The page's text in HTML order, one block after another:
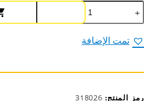
كمية
حمالة
موبايل
خشبية
قطعتين
تمت الإضافة